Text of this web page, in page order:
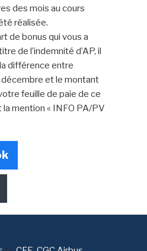
des mois au cours
réalisée.
de bonus qui vous a
de l’indemnité d’AP, il
différence entre
décembre et le montant
feuille de paie de ce
mention « INFO PA/PV